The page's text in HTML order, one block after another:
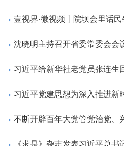
壹视界·微视频丨院坝会里话民
沈晓明主持召开省委常委会会
习近平给新华社老党员张连生
习近平党建思想为深入推进新
不断开辟百年大党管党治党
《求是》杂志发表习近平总